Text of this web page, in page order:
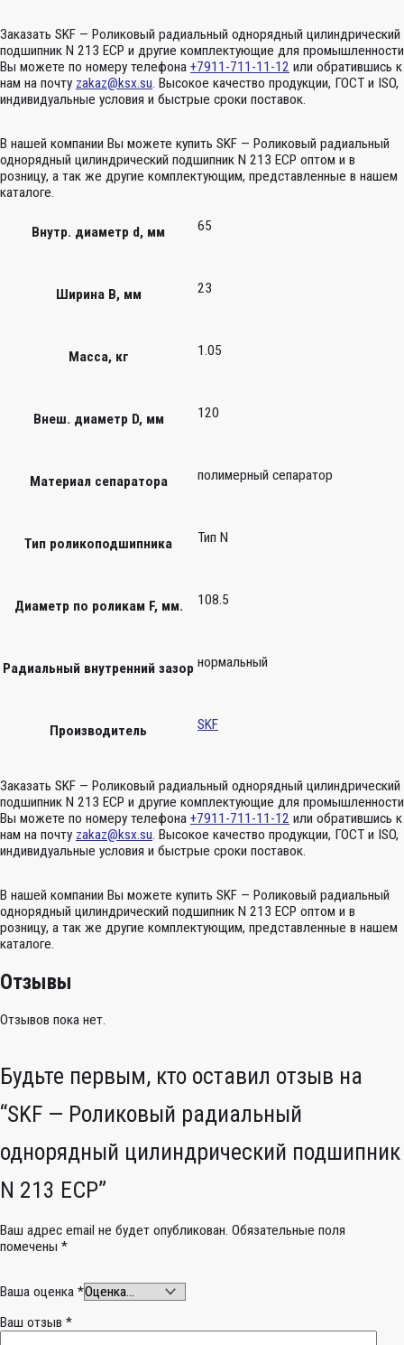
Заказать SKF — Роликовый радиальный однорядный цилиндрический
подшипник N 213 ECP и другие комплектующие для промышленности
Вы можете по номеру телефона +7911-711-11-12 или обратившись к
нам на почту zakaz@ksx.su. Высокое качество продукции, ГОСТ и ISO,
индивидуальные условия и быстрые сроки поставок.
В нашей компании Вы можете купить SKF — Роликовый радиальный
однорядный цилиндрический подшипник N 213 ECP оптом и в
розницу, а так же другие комплектующим, представленные в нашем
каталоге.
Внутр. диаметр d, мм 65
Ширина B, мм 23
Масса, кг 1.05
Внеш. диаметр D, мм 120
Материал сепаратора полимерный сепаратор
Тип роликоподшипника Тип N
Диаметр по роликам F, мм. 108.5
Радиальный внутренний зазор нормальный
Производитель SKF
Заказать SKF — Роликовый радиальный однорядный цилиндрический
подшипник N 213 ECP и другие комплектующие для промышленности
Вы можете по номеру телефона +7911-711-11-12 или обратившись к
нам на почту zakaz@ksx.su. Высокое качество продукции, ГОСТ и ISO,
индивидуальные условия и быстрые сроки поставок.
В нашей компании Вы можете купить SKF — Роликовый радиальный
однорядный цилиндрический подшипник N 213 ECP оптом и в
розницу, а так же другие комплектующим, представленные в нашем
каталоге.
Отзывы
Отзывов пока нет.
Будьте первым, кто оставил отзыв на
“SKF — Роликовый радиальный
однорядный цилиндрический подшипник
N 213 ECP”
Ваш адрес email не будет опубликован. Обязательные поля
помечены *
Ваша оценка *
Ваш отзыв *